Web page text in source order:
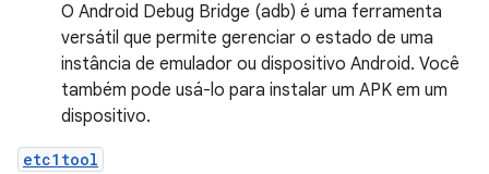
O Android Debug Bridge (adb) é uma ferramenta
versátil que permite gerenciar o estado de uma
instância de emulador ou dispositivo Android. Você
também pode usá-lo para instalar um APK em um
dispositivo.
etc1tool